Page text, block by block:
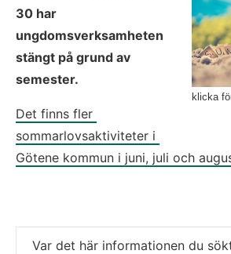
klicka
30 har
ungdomsverksamheten
stängt på grund av
semester.
Det finns fler
sommarlovsaktiviteter i
Götene kommun i juni, juli och
Var det här informationen du